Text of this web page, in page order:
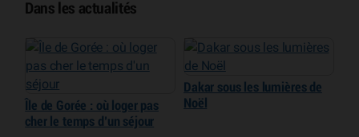
Dans les actualités
Île de Gorée : où loger pas
cher le temps d’un séjour
Dakar sous les lumières de
Noël